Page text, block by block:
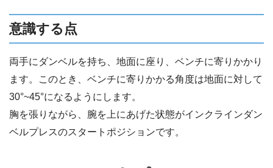
意識する点
両手にダンベルを持ち、地面に座り、ベンチに寄りかかり
ます。このとき、ベンチに寄りかかる角度は地面に対して
30°~45°になるようにします。
胸を張りながら、腕を上にあげた状態がインクラインダン
ベルプレスのスタートポジションです。